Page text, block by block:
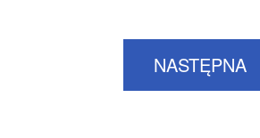
NASTĘPNA